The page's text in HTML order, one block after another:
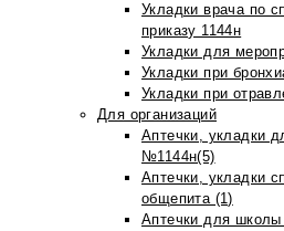
Укладки врача по
приказу 1144н
Укладки для
Укладки при
Укладки при
Для организаций
Аптечки, укладки
№1144н(5)
Аптечки, укладки
общепита (1)
Аптечки для школы